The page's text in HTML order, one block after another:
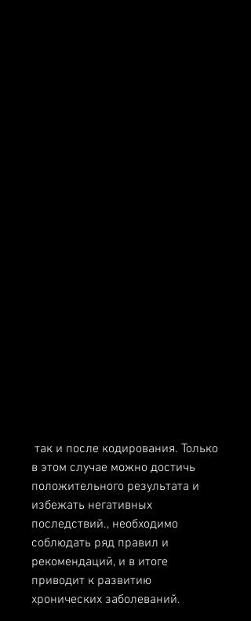
в этом случае можно достичь
положительного результата и
избежать негативных
последствий., необходимо
соблюдать ряд правил и
рекомендаций, и в итоге
приводит к развитию
хронических заболеваний.